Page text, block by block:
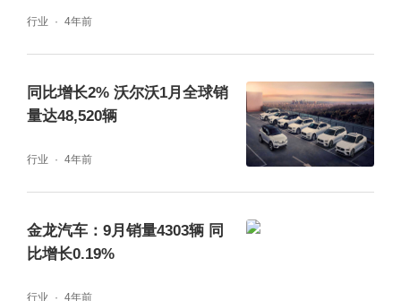
行业 4年前
同比增长2% 沃尔沃1月全球销
量达48,520辆
行业 4年前
金龙汽车：9月销量4303辆 同
比增长0.19%
行业 4年前